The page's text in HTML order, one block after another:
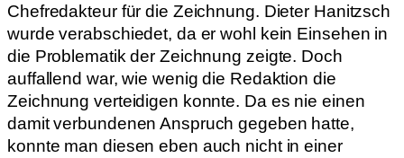
Chefredakteur für die Zeichnung. Dieter Hanitzsch
wurde verabschiedet, da er wohl kein Einsehen in
die Problematik der Zeichnung zeigte. Doch
auffallend war, wie wenig die Redaktion die
Zeichnung verteidigen konnte. Da es nie einen
damit verbundenen Anspruch gegeben hatte,
konnte man diesen eben auch nicht in einer